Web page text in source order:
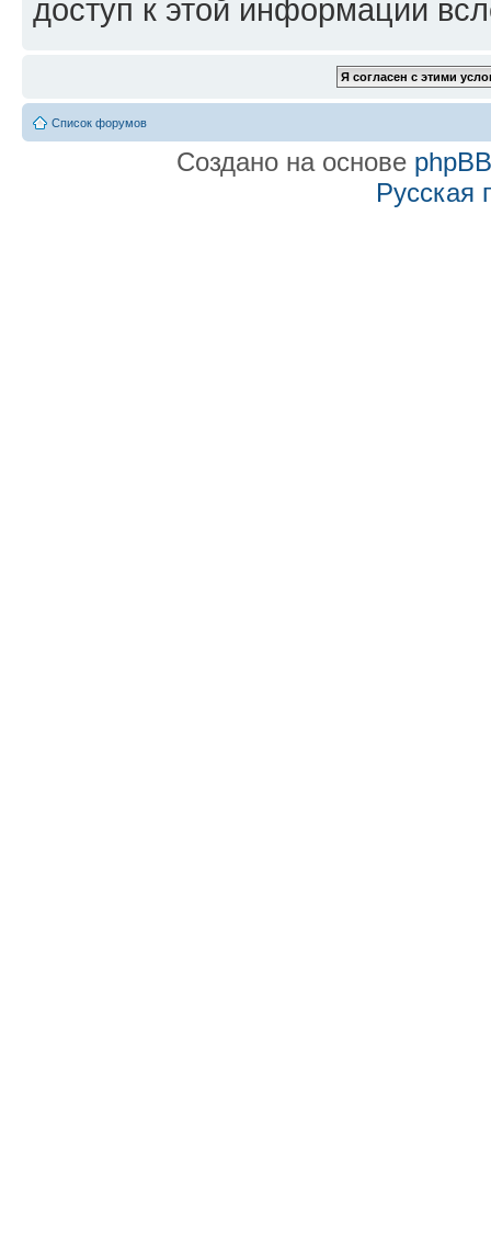
доступ к этой информации
Список форумов
Создано на основе phpBB
Русская